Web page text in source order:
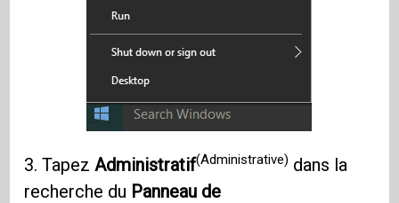
3. TapezAdministratif(Administrative) dans la
recherche du Panneau de